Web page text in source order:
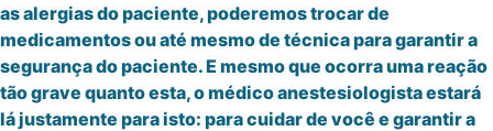
as alergias do paciente, poderemos trocar de
medicamentos ou até mesmo de técnica para garantir a
segurança do paciente. E mesmo que ocorra uma reação
tão grave quanto esta, o médico anestesiologista estará
lá justamente para isto: para cuidar de você e garantir a